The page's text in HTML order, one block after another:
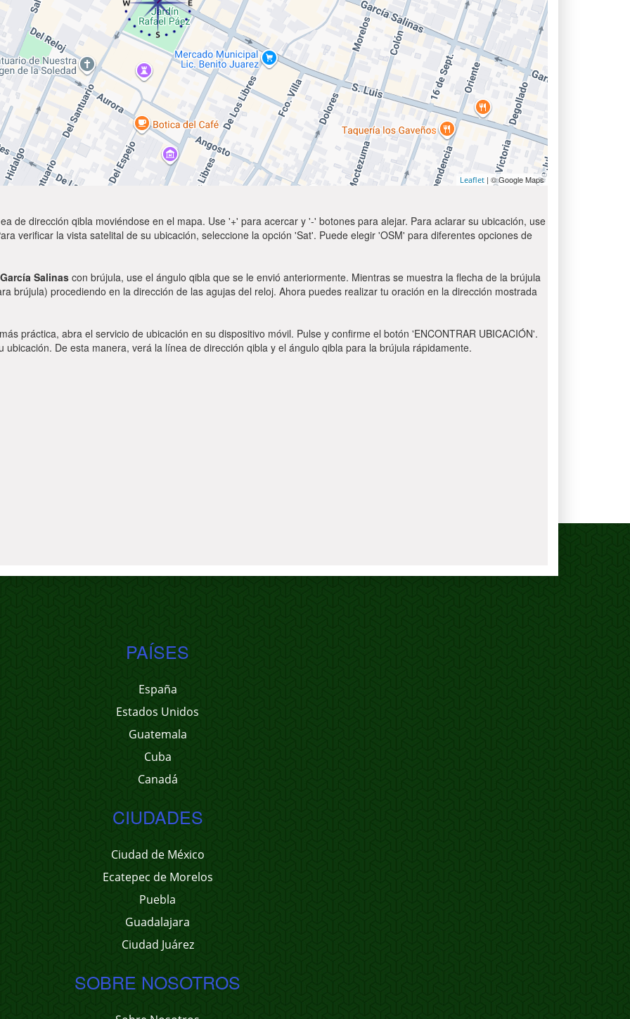
Leaflet | © Google Maps
de dirección qibla moviéndose en el mapa. Use '+' para acercar y '-' botones para alejar. Para aclarar su ubicación, use
verificar la vista satelital de su ubicación, seleccione la opción 'Sat'. Puede elegir 'OSM' para diferentes opciones de
Salinas con brújula, use el ángulo qibla que se le envió anteriormente. Mientras se muestra la flecha de la brújula
brújula) procediendo en la dirección de las agujas del reloj. Ahora puedes realizar tu oración en la dirección mostrada
práctica, abra el servicio de ubicación en su dispositivo móvil. Pulse y confirme el botón 'ENCONTRAR UBICACIÓN'.
De esta manera, verá la línea de dirección qibla y el ángulo qibla para la brújula rápidamente.
PAÍSES
España
Estados Unidos
Guatemala
Cuba
Canadá
CIUDADES
Ciudad de México
Ecatepec de Morelos
Puebla
Guadalajara
Ciudad Juárez
SOBRE NOSOTROS